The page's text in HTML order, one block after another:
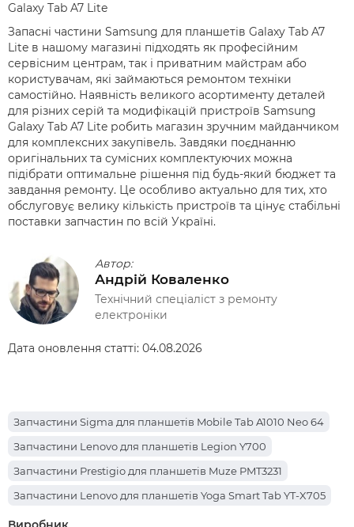
Galaxy Tab A7 Lite
Запасні частини Samsung для планшетів Galaxy Tab A7
Lite в нашому магазині підходять як професійним
сервісним центрам, так і приватним майстрам або
користувачам, які займаються ремонтом техніки
самостійно. Наявність великого асортименту деталей
для різних серій та модифікацій пристроїв Samsung
Galaxy Tab A7 Lite робить магазин зручним майданчиком
для комплексних закупівель. Завдяки поєднанню
оригінальних та сумісних комплектуючих можна
підібрати оптимальне рішення під будь-який бюджет та
завдання ремонту. Це особливо актуально для тих, хто
обслуговує велику кількість пристроїв та цінує стабільні
поставки запчастин по всій Україні.
Автор:
Андрій Коваленко
Технічний спеціаліст з ремонту
електроніки
Дата оновлення статті: 04.08.2026
Запчастини Sigma для планшетів Mobile Tab A1010 Neo 64
Запчастини Lenovo для планшетів Legion Y700
Запчастини Prestigio для планшетів Muze PMT3231
Запчастини Lenovo для планшетів Yoga Smart Tab YT-X705
Запчастини Apple для планшетів iPad Pro 12.9 (2017)